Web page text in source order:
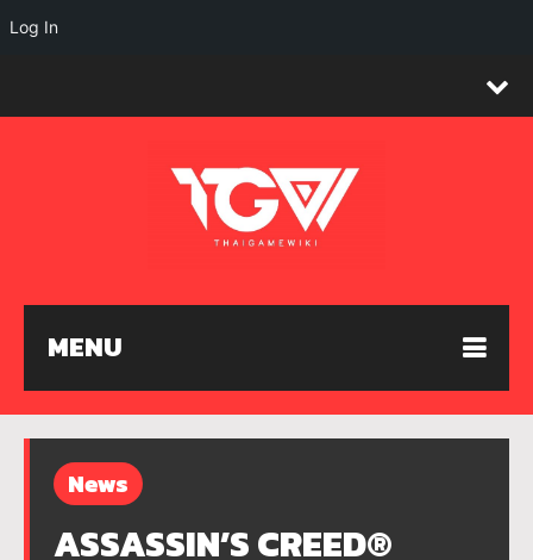
MENU
News
ASSASSIN’S CREED®
Log In